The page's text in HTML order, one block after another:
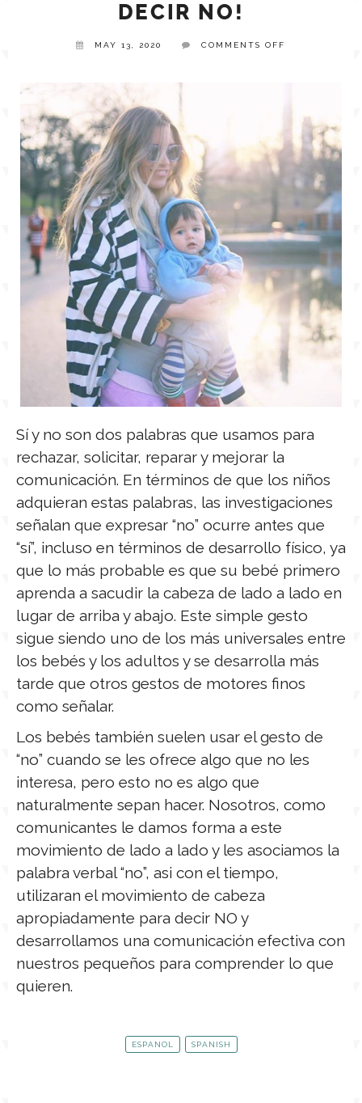
ASSISTIVE TECHNOLOGY
LANGUAGE
PRACTICE NEWS
ESPAÑOL
TPT STORE
THERAPY RESOURCES
EMPLOYMENT
DECIR NO!
MAY 13, 2020 COMMENTS OFF
DECIR
Sí y no son dos palabras que usamos para
rechazar, solicitar, reparar y mejorar la
comunicación. En términos de que los niños
adquieran estas palabras, las investigaciones
señalan que expresar “no” ocurre antes que
“sí”, incluso en términos de desarrollo físico, ya
que lo más probable es que su bebé primero
aprenda a sacudir la cabeza de lado a lado en
lugar de arriba y abajo. Este simple gesto
sigue siendo uno de los más universales entre
los bebés y los adultos y se desarrolla más
tarde que otros gestos de motores finos
como señalar.
Los bebés también suelen usar el gesto de
“no” cuando se les ofrece algo que no les
interesa, pero esto no es algo que
naturalmente sepan hacer. Nosotros, como
comunicantes le damos forma a este
movimiento de lado a lado y les asociamos la
palabra verbal “no”, asi con el tiempo,
utilizaran el movimiento de cabeza
apropiadamente para decir NO y
desarrollamos una comunicación efectiva con
nuestros pequeños para comprender lo que
quieren.
ESPANOL SPANISH